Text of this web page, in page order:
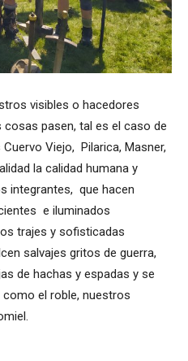
visibles o hacedores
pasen, tal es el caso de
Viejo, Pilarica, Masner,
la calidad humana y
integrantes, que hacen
e iluminados
trajes y sofisticadas
salvajes gritos de guerra,
de hachas y espadas y se
el roble, nuestros